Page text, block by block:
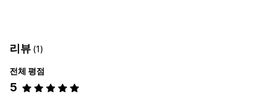
상향 판매 번들
실물 제품
설정 가능한 가격
리뷰 (1)
전체 평점
5